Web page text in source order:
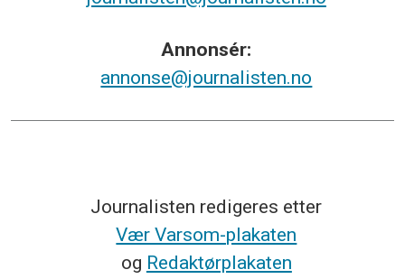
Annonsér:
annonse@journalisten.no
Journalisten redigeres etter
Vær Varsom-plakaten
og Redaktørplakaten